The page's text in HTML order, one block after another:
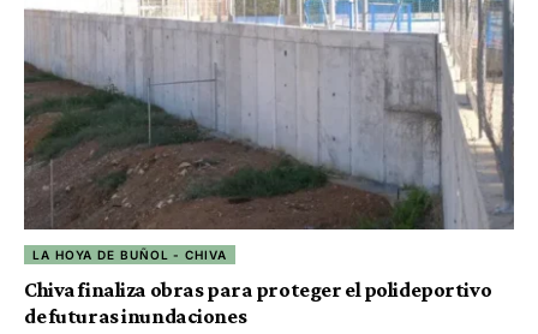
LA HOYA DE BUÑOL - CHIVA
Chiva finaliza obras para proteger el polideportivo
de futuras inundaciones